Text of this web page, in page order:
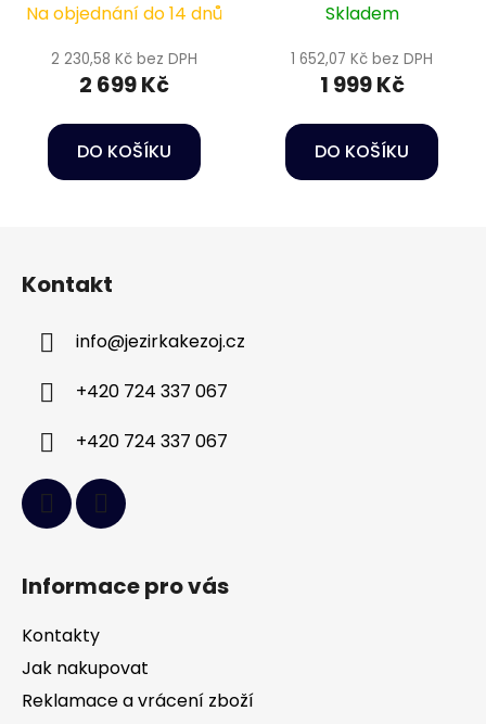
Na objednání do 14 dnů
2 230,58 Kč bez DPH
2 699 Kč
DO KOŠÍKU
Skladem
1 652,07 Kč bez DPH
1 999 Kč
DO KOŠÍKU
Kontakt
info@jezirkakezoj.cz
+420 724 337 067
+420 724 337 067
Informace pro vás
Kontakty
Jak nakupovat
Reklamace a vrácení zboží